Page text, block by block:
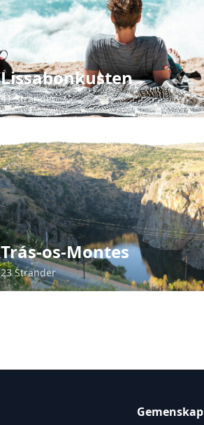
Lissabonkusten
41 Stränder
Trás-os-Montes
23 Stränder
Gemenskap